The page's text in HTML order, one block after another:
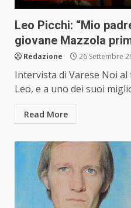
Leo Picchi: “Mio
giovane Mazzola
Redazione 26 Settembre
Intervista di Varese Noi al
Leo, e a uno dei suoi
Read More